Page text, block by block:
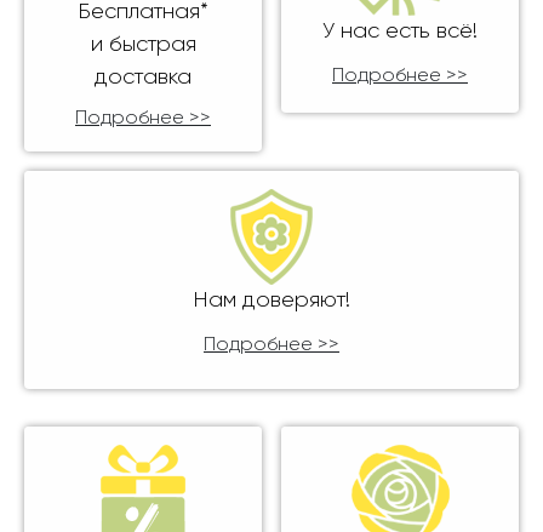
Бесплатная*
и быстрая
доставка
Подробнее >>
У нас есть всё!
Подробнее >>
Нам доверяют!
Подробнее >>